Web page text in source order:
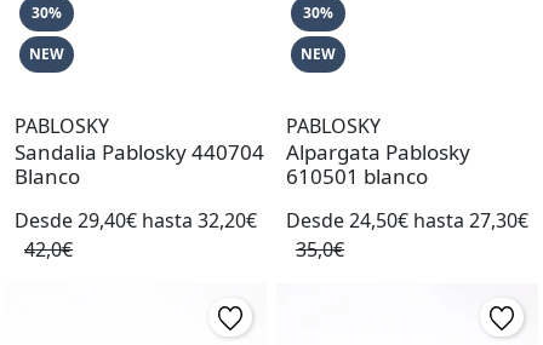
30%
NEW
PABLOSKY
Sandalia Pablosky 440704
Blanco
Desde 29,40€ hasta 32,20€
42,0€
30%
NEW
PABLOSKY
Alpargata Pablosky
610501 blanco
Desde 24,50€ hasta 27,30€
35,0€